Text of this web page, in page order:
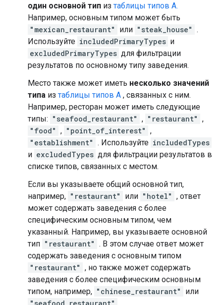
один основной тип из таблицы типов A.
Например, основным типом может быть
"mexican_restaurant"
или "steak_house" .
Используйте includedPrimaryTypes и
excludedPrimaryTypes для фильтрации
результатов по основному типу заведения.
Место также может иметь несколько значений
типа из таблицы типов A , связанных с ним.
Например, ресторан может иметь следующие
типы: "seafood_restaurant" , "restaurant" ,
"food" , "point_of_interest" ,
"establishment" . Используйте includedTypes
и excludedTypes для фильтрации результатов в
списке типов, связанных с местом.
Если вы указываете общий основной тип,
например, "restaurant" или "hotel" , ответ
может содержать заведения с более
специфическим основным типом, чем
указанный. Например, вы указываете основной
тип "restaurant" . В этом случае ответ может
содержать заведения с основным типом
"restaurant" , но также может содержать
заведения с более специфическим основным
типом, например, "chinese_restaurant"
или